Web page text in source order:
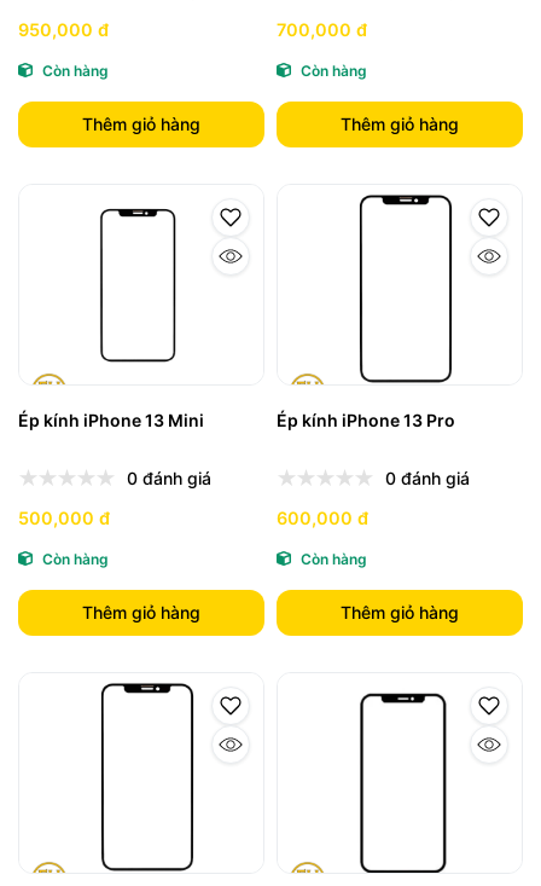
950,000 đ
Còn hàng
Thêm giỏ hàng
700,000 đ
Còn hàng
Thêm giỏ hàng
Ép kính iPhone 13 Mini
0 đánh giá
500,000 đ
Còn hàng
Thêm giỏ hàng
Ép kính iPhone 13 Pro
0 đánh giá
600,000 đ
Còn hàng
Thêm giỏ hàng